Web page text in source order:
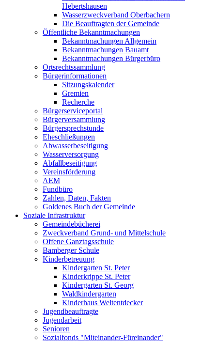
Hebertshausen
Wasserzweckverband Oberbachern
Die Beauftragten der Gemeinde
Öffentliche Bekanntmachungen
Bekanntmachungen Allgemein
Bekanntmachungen Bauamt
Bekanntmachungen Bürgerbüro
Ortsrechtssammlung
Bürgerinformationen
Sitzungskalender
Gremien
Recherche
Bürgerserviceportal
Bürgerversammlung
Bürgersprechstunde
Eheschließungen
Abwasserbeseitigung
Wasserversorgung
Abfallbeseitigung
Vereinsförderung
AEM
Fundbüro
Zahlen, Daten, Fakten
Goldenes Buch der Gemeinde
Soziale Infrastruktur
Gemeindebücherei
Zweckverband Grund- und Mittelschule
Offene Ganztagsschule
Bamberger Schule
Kinderbetreuung
Kindergarten St. Peter
Kinderkrippe St. Peter
Kindergarten St. Georg
Waldkindergarten
Kinderhaus Weltentdecker
Jugendbeauftragte
Jugendarbeit
Senioren
Sozialfonds "Miteinander-Füreinander"